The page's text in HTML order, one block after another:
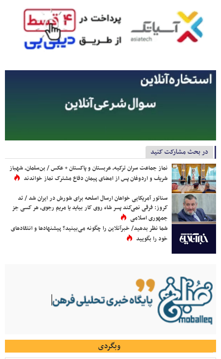
در بحث مشارکت کنید
نماز جماعت سران ترکیه، عربستان و پاکستان + عکس / بن‌سلمان، شهباز
شریف و اردوغان پس از امضای پیمان دفاع مشترک نماز خواندند
سناتور آمریکایی خواهان ارسال اسلحه برای شورش در ایران شد / تد
کروز: فرقی نمی‌کند پسر شاه روی کار بیاید یا مریم رجوی، هر کسی جز
جمهوری اسلامی
شما نظر بدهید/ خبرآنلاین را چگونه می‌بینید؟ پیشنهادها و انتقادهای
خود را بگویید
وبگردی